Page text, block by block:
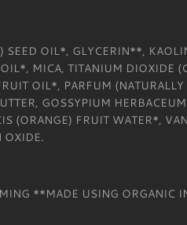
SEED OIL*, GLYCERIN**,
MICA, TITANIUM
OIL*, PARFUM
GOSSYPIUM
(ORANGE) FRUIT WATER*,
OXIDE.
**MADE USING ORGANIC